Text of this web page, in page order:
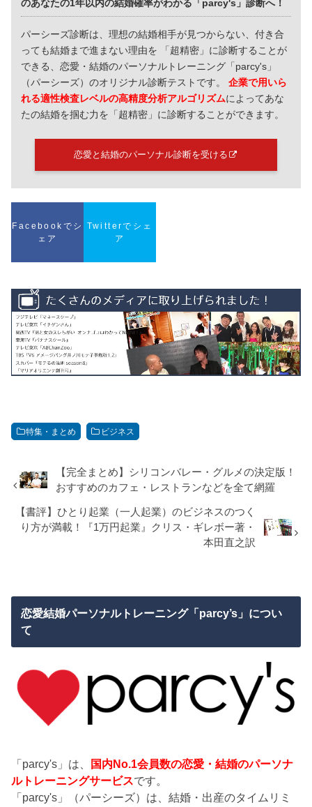
のあなたの1年以内の結婚確率がわかる「parcy's」診断へ！
パーシーズ診断は、理想の結婚相手が見つからない、付き合
っても結婚まで進まない理由を 「超精密」に診断することが
できる、恋愛・結婚のパーソナルトレーニング「parcy's」
（パーシーズ）のオリジナル診断テストです。企業で用いら
れる適性検査レベルの高精度分析アルゴリズムによってあな
たの結婚を掴む力を「超精密」に診断することができます。
恋愛と結婚のパーソナル診断を受ける
Facebookでシ
ェア
Twitterでシェ
ア
特集・まとめ ビジネス
【完全まとめ】シリコンバレー・グルメの決定版！
おすすめのカフェ・レストランなどを全て網羅
【書評】ひとり起業（一人起業）のビジネスのつく
り方が満載！『1万円起業』クリス・ギレボー著・
本田直之訳
恋愛結婚パーソナルトレーニング「parcy’s」につい
て
「parcy's」は、
国内No.1会員数の恋愛・結婚のパーソナ
ルトレーニングサービスです。
「parcy's」（パーシーズ）は、結婚・出産のタイムリミ